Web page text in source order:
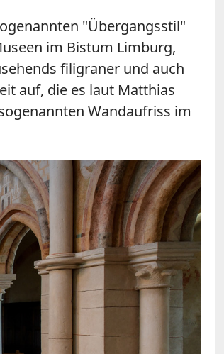
"Übergangsstil"
im Bistum Limburg,
filigraner und auch
auf, die es laut Matthias
Wandaufriss im